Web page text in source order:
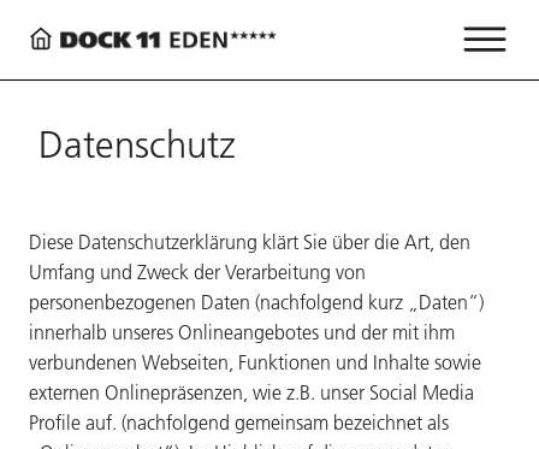
Datenschutz
Diese Datenschutzerklärung klärt Sie über die Art, den
Umfang und Zweck der Verarbeitung von
personenbezogenen Daten (nachfolgend kurz „Daten“)
innerhalb unseres Onlineangebotes und der mit ihm
verbundenen Webseiten, Funktionen und Inhalte sowie
externen Onlinepräsenzen, wie z.B. unser Social Media
Profile auf. (nachfolgend gemeinsam bezeichnet als